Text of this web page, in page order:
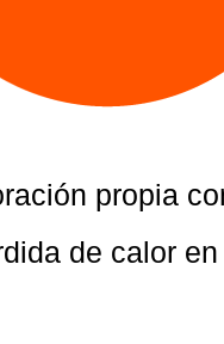
propia
de calor